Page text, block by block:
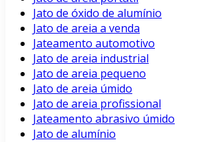
Jato de óxido de alumínio
Jato de areia a venda
Jateamento automotivo
Jato de areia industrial
Jato de areia pequeno
Jato de areia úmido
Jato de areia profissional
Jateamento abrasivo úmido
Jato de alumínio